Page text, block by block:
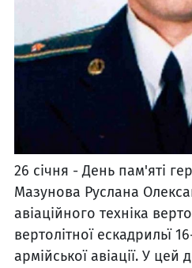
26 січня - День пам'яті
Мазунова Руслана
авіаційного техніка
вертолітної ескадрильї
армійської авіації. У цей